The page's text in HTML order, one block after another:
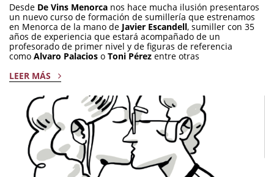
Desde De Vins Menorca nos hace mucha ilusión presentaros
un nuevo curso de formación de sumillería que estrenamos
en Menorca de la mano de Javier Escandell, sumiller con 35
años de experiencia que estará acompañado de un
profesorado de primer nivel y de figuras de referencia
como Alvaro Palacios o Toni Pérez entre otras
LEER MÁS